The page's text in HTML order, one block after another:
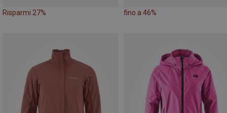
Risparmi 27% fino a 46%